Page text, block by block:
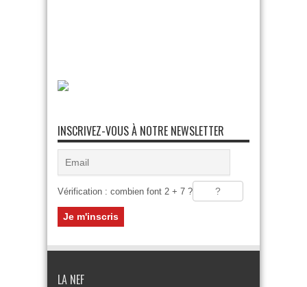
INSCRIVEZ-VOUS À NOTRE NEWSLETTER
Vérification : combien font 2 + 7 ?
LA NEF